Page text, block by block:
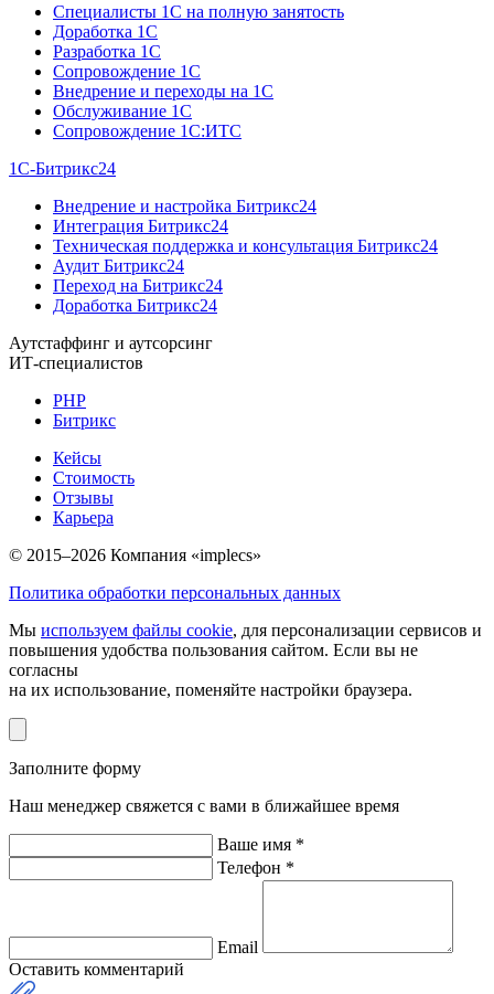
Специалисты 1C на полную занятость
Доработка 1C
Разработка 1C
Сопровождение 1C
Внедрение и переходы на 1C
Обслуживание 1C
Сопровождение 1C:ИТС
1С-Битрикс24
Внедрение и настройка Битрикс24
Интеграция Битрикс24
Техническая поддержка и консультация Битрикс24
Аудит Битрикс24
Переход на Битрикс24
Доработка Битрикс24
Аутстаффинг и аутсорсинг
ИТ-специалистов
PHP
Битрикс
Кейсы
Стоимость
Отзывы
Карьера
© 2015–2026 Компания «implecs»
Политика обработки персональных данных
Мы используем файлы cookie, для персонализации сервисов и
повышения удобства пользования сайтом. Если вы не
согласны
на их использование, поменяйте настройки браузера.
Заполните форму
Наш менеджер свяжется с вами в ближайшее время
Ваше имя *
Телефон *
Email
Оставить комментарий